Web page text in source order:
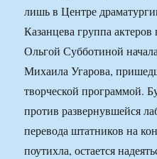
лишь в Центре
Казанцева группа
Ольгой Субботиной
Михаила Угарова,
творческой программой.
против развернувшейся
перевода штатников на
поутихла, остается